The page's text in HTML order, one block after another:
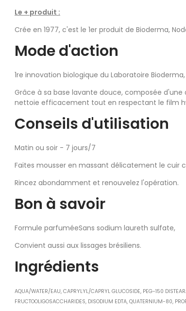
Le + produit :
Crée en 1977, c'est le 1er produit de Bioderma,
Mode d'action
1re innovation biologique du Laboratoire
Grâce à sa base lavante douce, composée
nettoie efficacement tout en respectant le film
Conseils d'utilisation
Matin ou soir - 7 jours/7
Faites mousser en massant délicatement le cuir
Rincez abondamment et renouvelez l'opération.
Bon à savoir
Formule parfuméeSans sodium laureth sulfate,
Convient aussi aux lissages brésiliens.
Ingrédients
AQUA/WATER/EAU, CAPRYLYL/CAPRYL GLUCOSIDE, PEG-150
FRUCTOOLIGOSACCHARIDES, DISODIUM EDTA, QUATERNIUM-80,